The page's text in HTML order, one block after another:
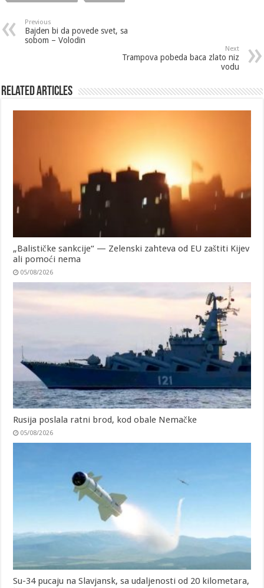
Previous
Bajden bi da povede svet, sa
sobom – Volodin
Next
Trampova pobeda baca zlato niz
vodu
Related Articles
„Balističke sankcije“ — Zelenski zahteva od EU zaštiti Kijev
ali pomoći nema
05/08/2026
Rusija poslala ratni brod, kod obale Nemačke
05/08/2026
Su-34 pucaju na Slavjansk, sa udaljenosti od 20 kilometara,